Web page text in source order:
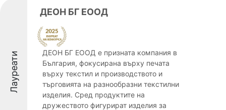
Лауреати
ДЕОН БГ ЕООД
ДЕОН БГ ЕООД е призната компания в
България, фокусирана върху печата
върху текстил и производството и
търговията на разнообразни текстилни
изделия. Сред продуктите на
дружеството фигурират изделия за